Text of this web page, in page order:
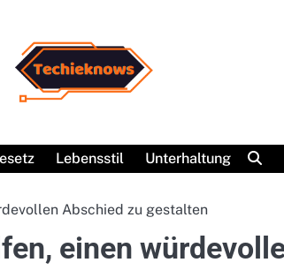
Lebensstil Unterhaltung
Abschied zu gestalten
einen